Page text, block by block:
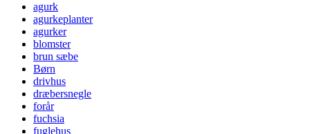
agurk
agurkeplanter
agurker
blomster
brun sæbe
Børn
drivhus
dræbersnegle
forår
fuchsia
fuglehus